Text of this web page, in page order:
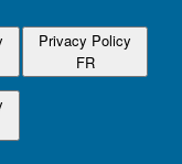
Privacy Policy
FR